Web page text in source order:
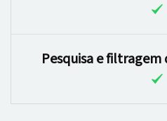
Pesquisa e